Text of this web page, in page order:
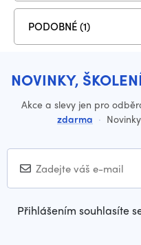
PODOBNÉ (1)
NOVINKY,
Akce a slevy jen pro
zdarma ·
Přihlášením souhlasíte